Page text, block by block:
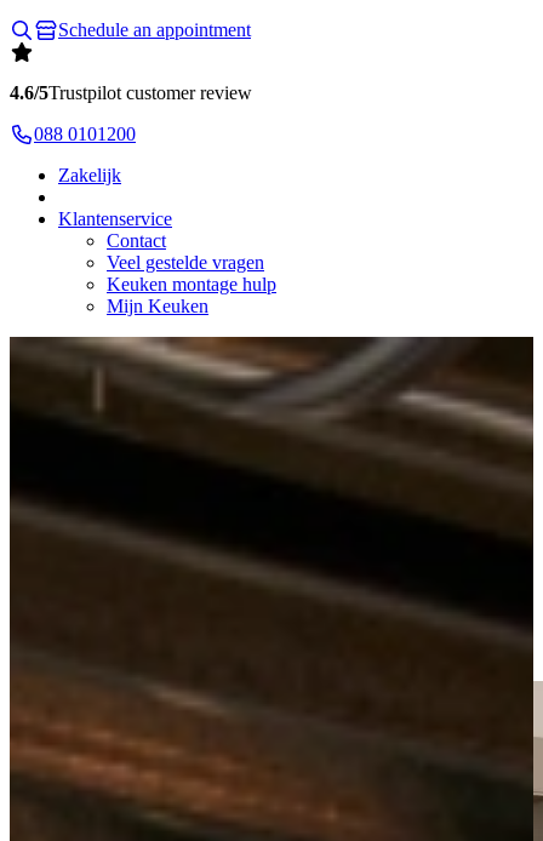
Schedule an appointment
4.6/5Trustpilot customer review
088 0101200
Zakelijk
Klantenservice
Contact
Veel gestelde vragen
Keuken montage hulp
Mijn Keuken